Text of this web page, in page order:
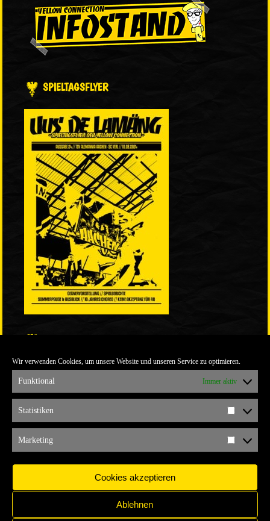
Wir verwenden Cookies, um unsere Website und unseren Service zu optimieren.
Funktional Immer aktiv
Statistiken
Marketing
Cookies akzeptieren
Ablehnen
SPIELTAGSFLYER
ULTRABLOG DER YELLOW CONNECTION
ALEMANNIA VERKAUFT MAN NICHT
ARCHIV
ARCHIV